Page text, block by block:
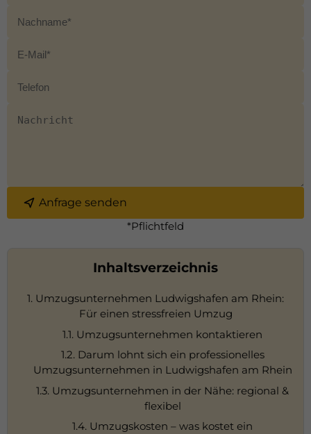
Anfrage senden
*Pflichtfeld
Inhaltsverzeichnis
1. Umzugsunternehmen Ludwigshafen am Rhein:
Für einen stressfreien Umzug
1.1. Umzugsunternehmen kontaktieren
1.2. Darum lohnt sich ein professionelles
Umzugsunternehmen in Ludwigshafen am Rhein
1.3. Umzugsunternehmen in der Nähe: regional &
flexibel
1.4. Umzugskosten – was kostet ein